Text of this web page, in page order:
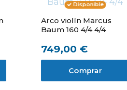
Disponible
Arco violín Marcus
Baum 160 4/4 4/4
749,00 €
Comprar